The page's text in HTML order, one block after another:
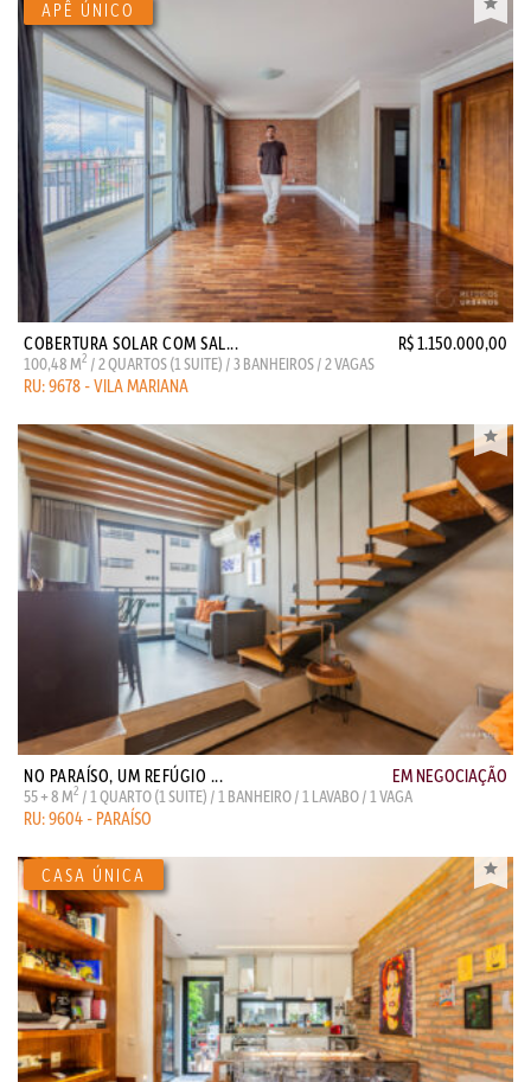
COBERTURA SOLAR COM SAL... R$ 1.150.000,00
100,48 M2 / 2 QUARTOS (1 SUITE) / 3 BANHEIROS / 2 VAGAS
RU: 9678 - VILA MARIANA
NO PARAÍSO, UM REFÚGIO ... EM NEGOCIAÇÃO
55 + 8 M2 / 1 QUARTO (1 SUITE) / 1 BANHEIRO / 1 LAVABO / 1 VAGA
RU: 9604 - PARAÍSO